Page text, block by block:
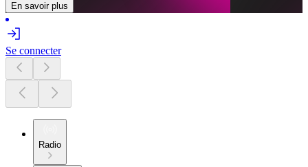
En savoir plus
Se connecter
Radio